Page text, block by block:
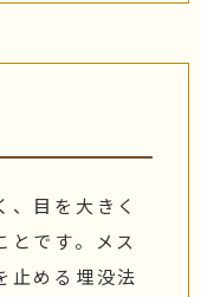
、目を大きく
とです。メス
止める埋没法